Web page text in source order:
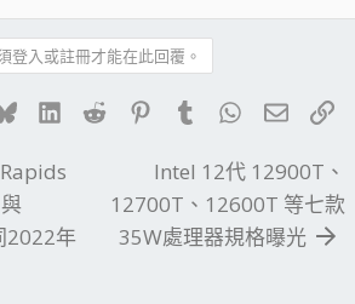
登入或註冊才能在此回覆。
BlueskyLinkedIn
Reddit PinterestTumblrWhatsApp
電子
2022年
Intel 12代 12900T、
12700T、12600T 等七款
35W處理器規格曝光